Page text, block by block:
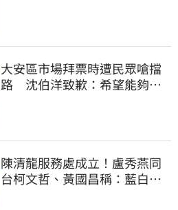
大安區市場拜票時遭民眾嗆擋
路 沈伯洋致歉：希望能夠精
陳清龍服務處成立！盧秀燕同
台柯文哲、黃國昌稱：藍白同